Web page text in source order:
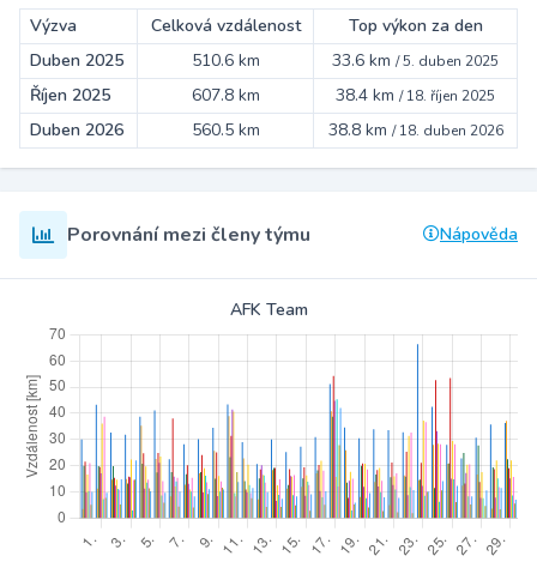
Výzva Celková vzdálenost
Top výkon za den
Duben 2025
510.6 km 33.6 km /5. duben 2025
Říjen 2025 607.8 km 38.4 km /18. říjen 2025
Duben 2026 560.5 km 38.8 km /18. duben 2026
Porovnání mezi členy týmu Nápověda
AFK Team